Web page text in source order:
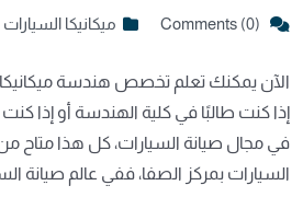
ميكانيكا السيارات
الآن يمكنك تعلم تخصص هندسة
إذا كنت طالبًا في كلية الهندسة أو إذا
في مجال صيانة السيارات، كل هذا متاح من
السيارات بمركز الصفا، ففي عالم صيانة